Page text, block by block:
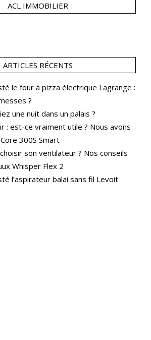
ACL IMMOBILIER
ARTICLES RÉCENTS
le four à pizza électrique Lagrange :
?
une nuit dans un palais ?
: est-ce vraiment utile ? Nous avons
300S Smart
son ventilateur ? Nos conseils
Whisper Flex 2
l’aspirateur balai sans fil Levoit